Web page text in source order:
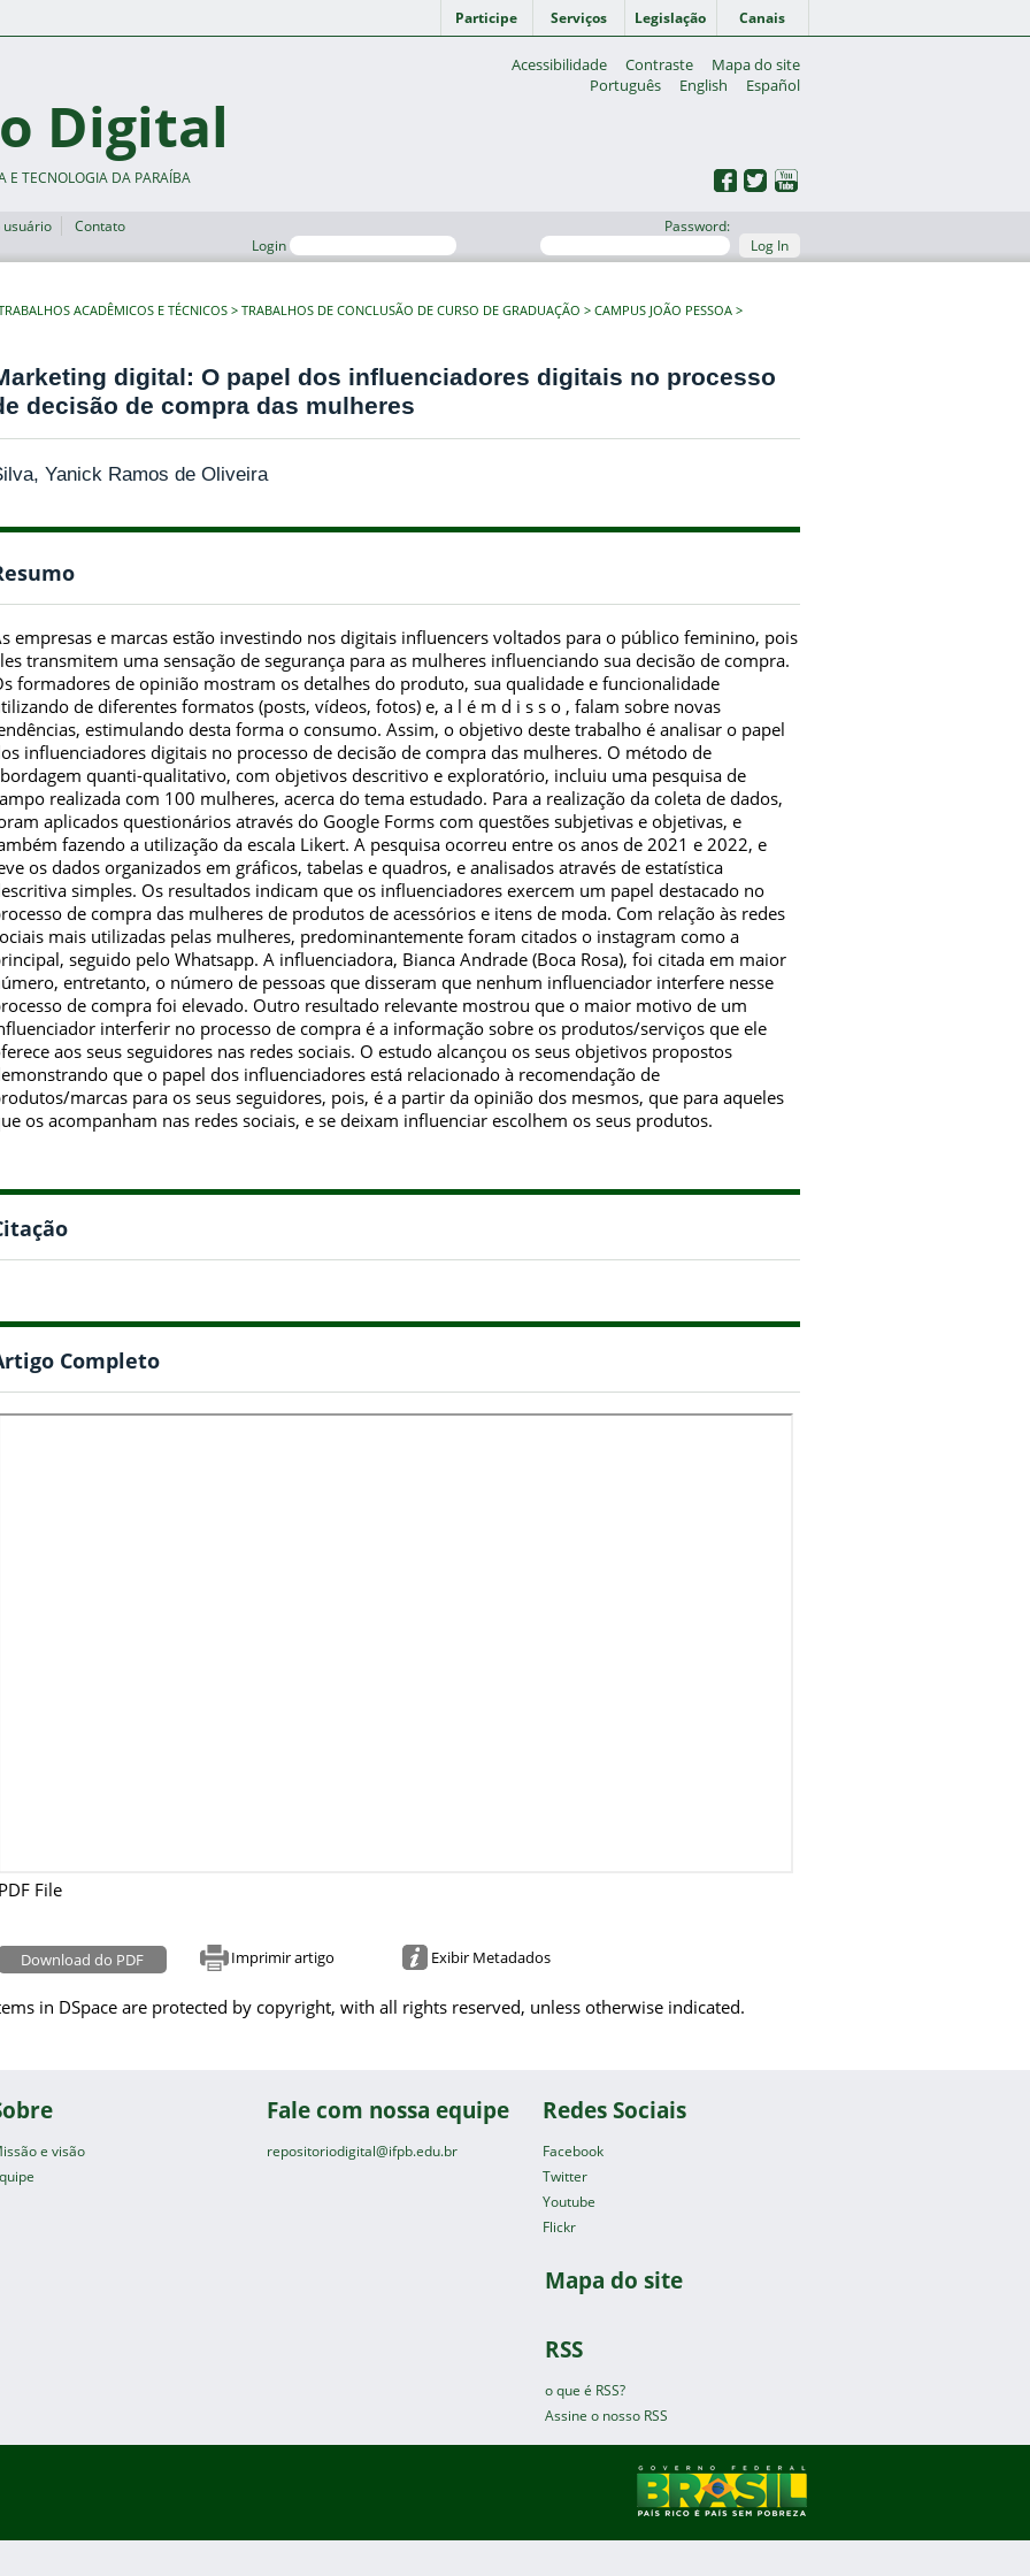
Participe Serviços Legislação Canais
Acessibilidade Contraste
Mapa do site
Português
English Español
Digital
E TECNOLOGIA DA PARAÍBA
usuário
Contato
Login
Password:
Log In
ACADÊMICOS E TÉCNICOS TRABALHOS DE CONCLUSÃO DE CURSO DE GRADUAÇÃO
CAMPUS JOÃO PESSOA
digital: O papel dos influenciadores digitais no processo
decisão de compra das mulheres
Yanick Ramos de Oliveira
empresas e marcas estão investindo nos digitais influencers voltados para o público feminino, pois
transmitem uma sensação de segurança para as mulheres influenciando sua decisão de compra.
formadores de opinião mostram os detalhes do produto, sua qualidade e funcionalidade
de diferentes formatos (posts, vídeos, fotos) e, a l é m d i s s o , falam sobre novas
estimulando desta forma o consumo. Assim, o objetivo deste trabalho é analisar o papel
influenciadores digitais no processo de decisão de compra das mulheres. O método de
quanti-qualitativo, com objetivos descritivo e exploratório, incluiu uma pesquisa de
realizada com 100 mulheres, acerca do tema estudado. Para a realização da coleta de dados,
aplicados questionários através do Google Forms com questões subjetivas e objetivas, e
fazendo a utilização da escala Likert. A pesquisa ocorreu entre os anos de 2021 e 2022, e
os dados organizados em gráficos, tabelas e quadros, e analisados através de estatística
simples. Os resultados indicam que os influenciadores exercem um papel destacado no
de compra das mulheres de produtos de acessórios e itens de moda. Com relação às redes
mais utilizadas pelas mulheres, predominantemente foram citados o instagram como a
seguido pelo Whatsapp. A influenciadora, Bianca Andrade (Boca Rosa), foi citada em maior
entretanto, o número de pessoas que disseram que nenhum influenciador interfere nesse
de compra foi elevado. Outro resultado relevante mostrou que o maior motivo de um
interferir no processo de compra é a informação sobre os produtos/serviços que ele
aos seus seguidores nas redes sociais. O estudo alcançou os seus objetivos propostos
que o papel dos influenciadores está relacionado à recomendação de
marcas para os seus seguidores, pois, é a partir da opinião dos mesmos, que para aqueles
os acompanham nas redes sociais, e se deixam influenciar escolhem os seus produtos.
Completo
PDF File
Download do PDF Imprimir artigo Exibir Metadados
in DSpace are protected by copyright, with all rights reserved, unless otherwise indicated.
e visão
Fale com nossa equipe
repositoriodigital@ifpb.edu.br
Redes Sociais
Facebook
Twitter
Youtube
Flickr
Mapa do site
RSS
o que é RSS?
Assine o nosso RSS